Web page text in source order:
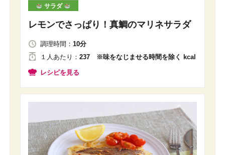
サラダ
レモンでさっぱり！真鯛のマリネサラダ
調理時間： 10分
１人 あたり ： 237 ※味をなじませる時間を除く kcal
レシピを見る